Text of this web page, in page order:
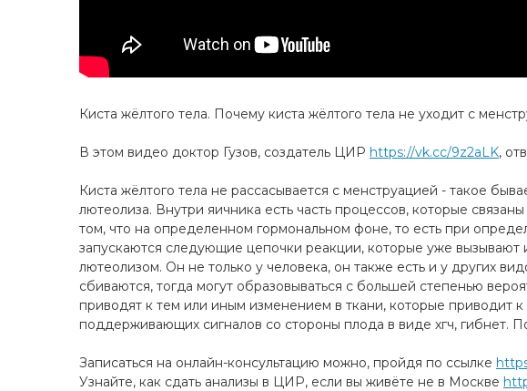
Киста жёлтого тела. Почему киста жёлтого тела не уходит с
В этом видео доктор Гузов, создатель ЦИР https://vk.cc/9z2aLK​,
Киста жёлтого тела не рассасывается с менструацией - такое
лютеолиза. Внутри яичника есть часть процессов, которые
том, что на определенном гормональном фоне, то есть при
запускаются следующие цепочки реакции, которые уже вызывают
лютеолизом. Он не только у человека, он также есть и у других
сбиваются, тогда могут образовываться с большей степенью
приводят к тем или иным изменением в ткани, которые приводит
поддерживающих сигналов со стороны плода в виде хгч, гибнет.
Записаться на онлайн-консультацию можно, пройдя по ссылке
Узнайте, как сдать анализы в ЦИР, если вы живёте не в Москве